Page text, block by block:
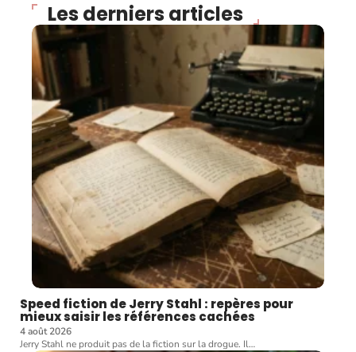
Les derniers articles
Speed fiction de Jerry Stahl : repères pour
mieux saisir les références cachées
4 août 2026
Jerry Stahl ne produit pas de la fiction sur la drogue. Il…